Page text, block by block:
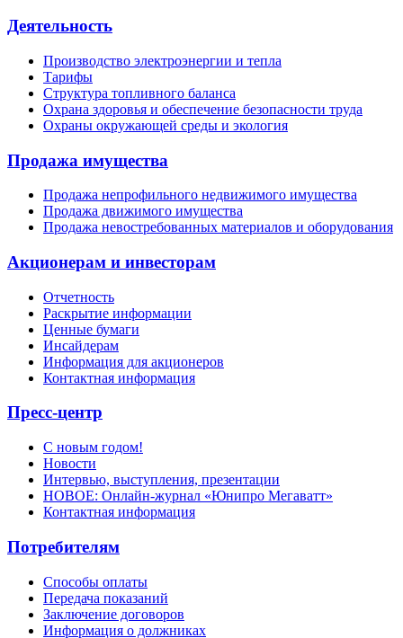
Деятельность
Производство электроэнергии и тепла
Тарифы
Структура топливного баланса
Охрана здоровья и обеспечение безопасности труда
Охраны окружающей среды и экология
Продажа имущества
Продажа непрофильного недвижимого имущества
Продажа движимого имущества
Продажа невостребованных материалов и оборудования
Акционерам и инвесторам
Отчетность
Раскрытие информации
Ценные бумаги
Инсайдерам
Информация для акционеров
Контактная информация
Пресс-центр
С новым годом!
Новости
Интервью, выступления, презентации
НОВОЕ: Онлайн-журнал «Юнипро Мегаватт»
Контактная информация
Потребителям
Способы оплаты
Передача показаний
Заключение договоров
Информация о должниках